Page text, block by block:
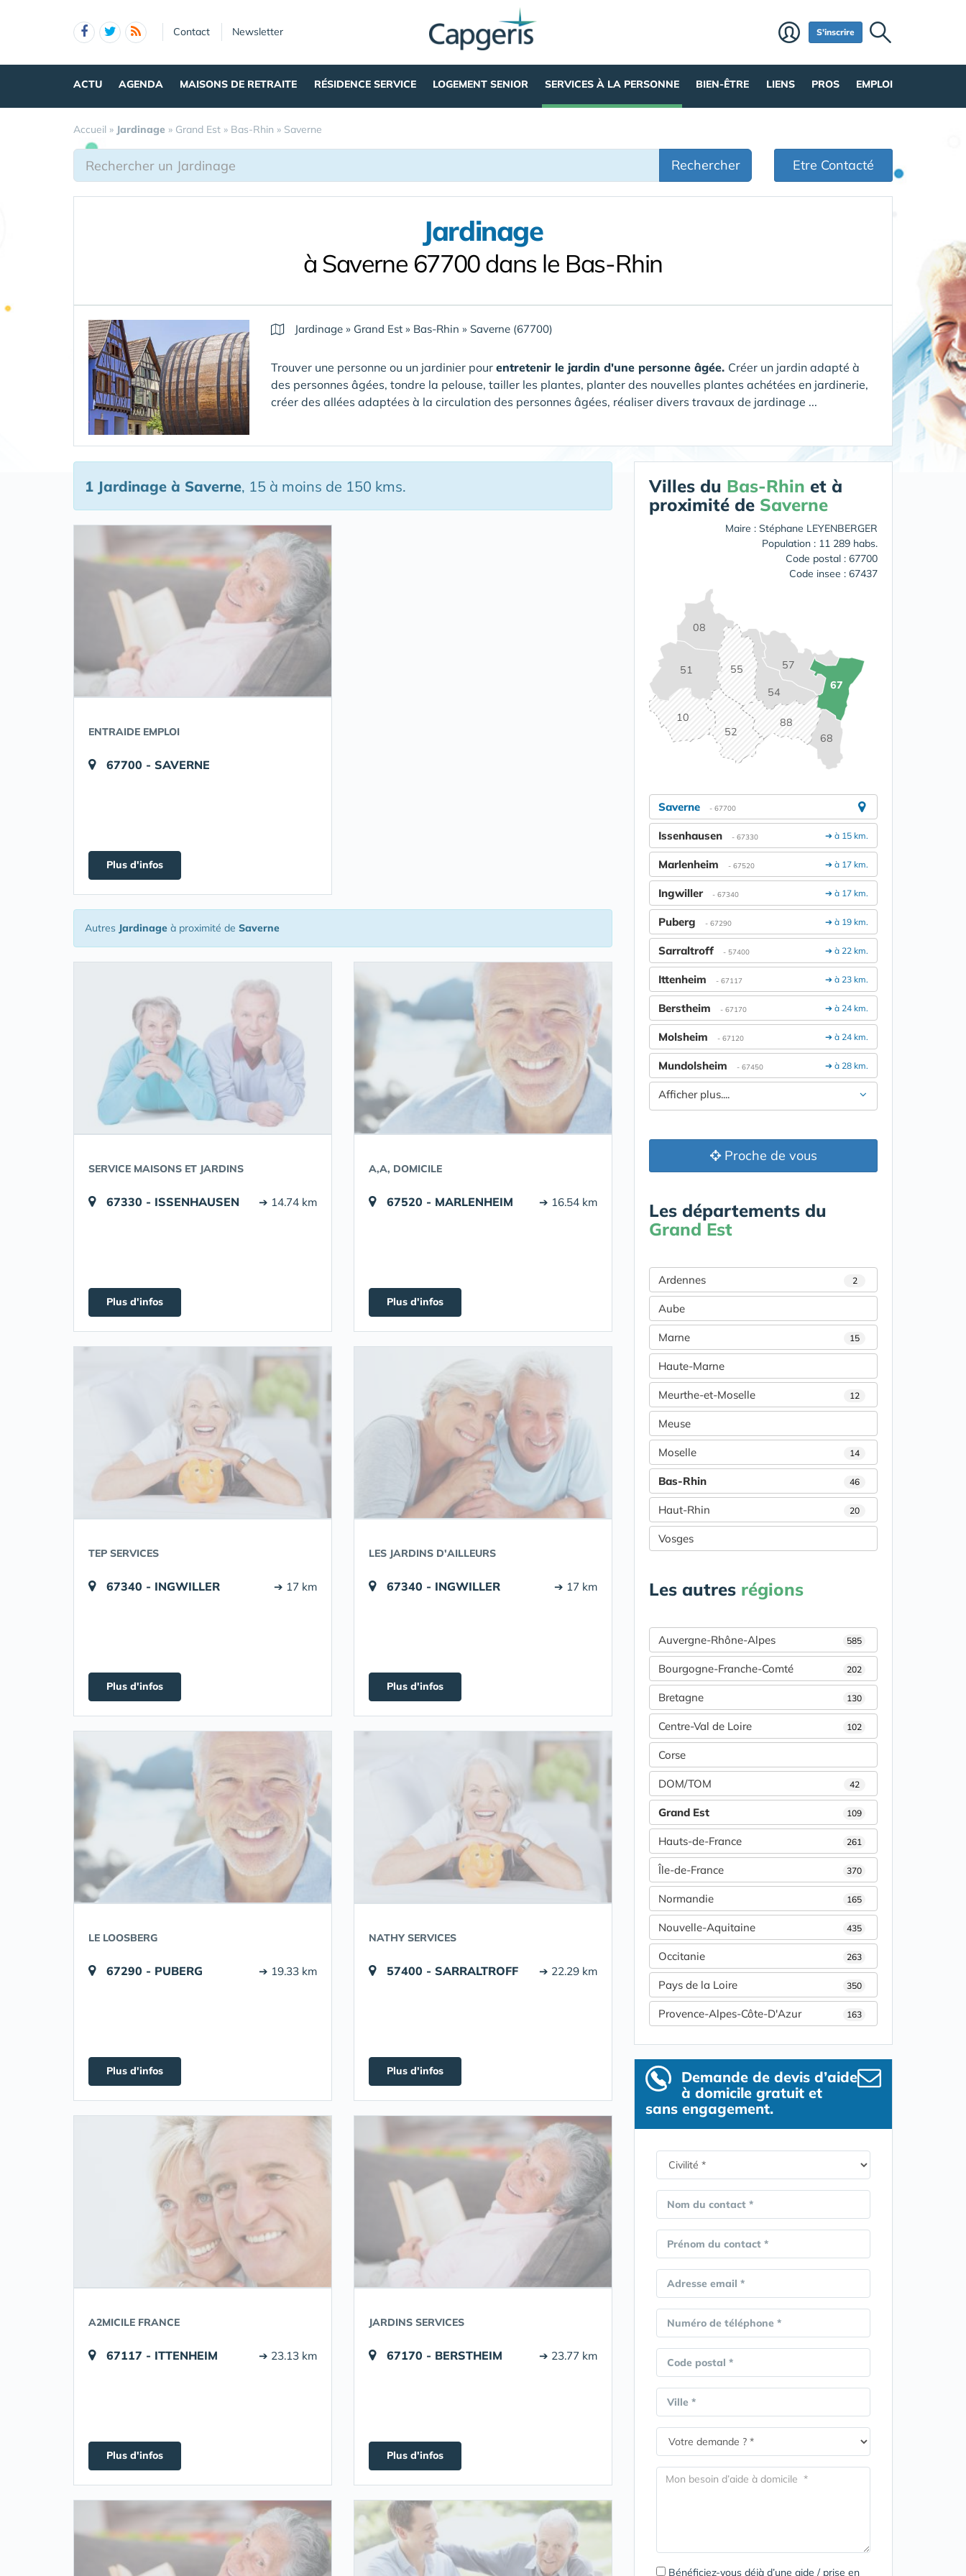
Contact Newsletter S'inscrire
ACTU AGENDA MAISONS DE RETRAITE RÉSIDENCE SERVICE LOGEMENT SENIOR SERVICES À LA PERSONNE BIEN-ÊTRE LIENS PROS EMPLOI
Accueil » Jardinage » Grand Est » Bas-Rhin » Saverne
Rechercher Etre Contacté
Jardinage
à Saverne 67700 dans le Bas-Rhin
Jardinage » Grand Est » Bas-Rhin » Saverne (67700)
Trouver une personne ou un jardinier pour entretenir le jardin d'une personne âgée. Créer un jardin adapté à
des personnes âgées, tondre la pelouse, tailler les plantes, planter des nouvelles plantes achétées en jardinerie,
créer des allées adaptées à la circulation des personnes âgées, réaliser divers travaux de jardinage ...
1 Jardinage à Saverne, 15 à moins de 150 kms.
ENTRAIDE EMPLOI
67700 - SAVERNE
Plus d'infos
Autres Jardinage à proximité de Saverne
SERVICE MAISONS ET JARDINS
67330 - ISSENHAUSEN ➔ 14.74 km
Plus d'infos
A,A, DOMICILE
67520 - MARLENHEIM ➔ 16.54 km
Plus d'infos
TEP SERVICES
67340 - INGWILLER ➔ 17 km
Plus d'infos
LES JARDINS D'AILLEURS
67340 - INGWILLER ➔ 17 km
Plus d'infos
LE LOOSBERG
67290 - PUBERG ➔ 19.33 km
Plus d'infos
NATHY SERVICES
57400 - SARRALTROFF ➔ 22.29 km
Plus d'infos
A2MICILE FRANCE
67117 - ITTENHEIM ➔ 23.13 km
Plus d'infos
JARDINS SERVICES
67170 - BERSTHEIM ➔ 23.77 km
Plus d'infos
Villes du Bas-Rhin et à
proximité de Saverne
Maire : Stéphane LEYENBERGER
Population : 11 289 habs.
Code postal : 67700
Code insee : 67437
08
10
51
52
54
55 57
67
68
88
Saverne - 67700
➔ à 15 km.
Issenhausen - 67330
➔ à 17 km.
Marlenheim - 67520
➔ à 17 km.
Ingwiller - 67340
➔ à 19 km.
Puberg - 67290
➔ à 22 km.
Sarraltroff - 57400
➔ à 23 km.
Ittenheim - 67117
➔ à 24 km.
Berstheim - 67170
➔ à 24 km.
Molsheim - 67120
➔ à 28 km.
Mundolsheim - 67450
Afficher plus....
Proche de vous
Les départements du
Grand Est
Ardennes 2
Aube
Marne 15
Haute-Marne
Meurthe-et-Moselle 12
Meuse
Moselle 14
Bas-Rhin 46
Haut-Rhin 20
Vosges
Les autres régions
Auvergne-Rhône-Alpes 585
Bourgogne-Franche-Comté 202
Bretagne 130
Centre-Val de Loire 102
Corse
DOM/TOM 42
Grand Est 109
Hauts-de-France 261
Île-de-France 370
Normandie 165
Nouvelle-Aquitaine 435
Occitanie 263
Pays de la Loire 350
Provence-Alpes-Côte-D'Azur 163
Demande de devis d’aide
à domicile gratuit et
sans engagement.
Nom du contact *
Prénom du contact *
Adresse email *
Numéro de téléphone *
Code postal *
Ville *
Bénéficiez-vous déjà d’une aide / prise en